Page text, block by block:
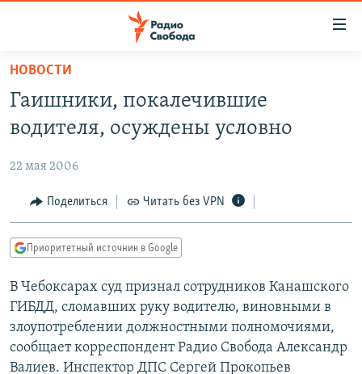
упрощенного
доступа
основному
Вернутся
главной
навигации
Вернутся
поиску
АВТОРСКИЕ ПРОЕКТЫ
ЦИТАТЫ СВОБОДЫ
МНЕНИЯ
IDEL.РЕАЛИИ
КАВКАЗ.РЕАЛИИ
СЕВЕР.РЕАЛИИ
СИБИРЬ.РЕАЛИИ
НОВОСТИ
Гаишники, покалечившие
водителя, осуждены условно
22 мая 2006
Поделиться Читать без VPN
Приоритетный источник в Google
В Чебоксарах суд признал сотрудников Канашского
ГИБДД, сломавших руку водителю, виновными в
злоупотреблении должностными полномочиями,
сообщает корреспондент Радио Свобода Александр
Валиев. Инспектор ДПС Сергей Прокопьев